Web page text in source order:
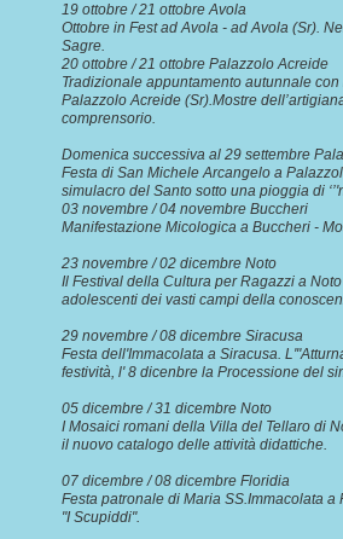
19 ottobre / 21 ottobre Avola
Ottobre in Fest ad Avola - ad Avola (Sr).
Sagre.
20 ottobre / 21 ottobre Palazzolo Acreide
Tradizionale appuntamento autunnale
Palazzolo Acreide (Sr).Mostre
comprensorio.
Domenica successiva al 29 settembre
Festa di San Michele Arcangelo a
simulacro del Santo sotto una pioggia di
03 novembre / 04 novembre Buccheri
Manifestazione Micologica a Buccheri -
23 novembre / 02 dicembre Noto
Il Festival della Cultura per Ragazzi a
adolescenti dei vasti campi della
29 novembre / 08 dicembre Siracusa
Festa dell'Immacolata a Siracusa.
festività, l' 8 dicenbre la Processione
05 dicembre / 31 dicembre Noto
I Mosaici romani della Villa del Tellaro di
il nuovo catalogo delle attività didattiche.
07 dicembre / 08 dicembre Floridia
Festa patronale di Maria SS.Immacolata
"I Scupiddi".